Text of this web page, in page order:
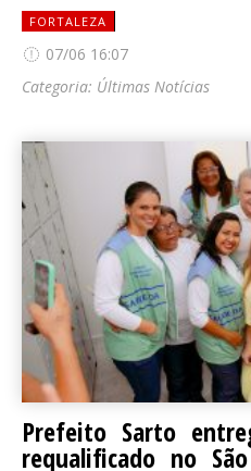
FORTALEZA
07/06 16:07
Categoria: Últimas Notícias
Prefeito Sarto
requalificado no